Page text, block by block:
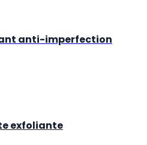
anti-imperfection
exfoliante